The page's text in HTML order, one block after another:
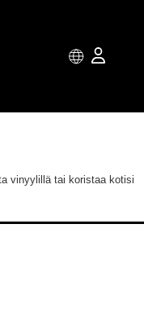
vinyylillä tai koristaa kotisi